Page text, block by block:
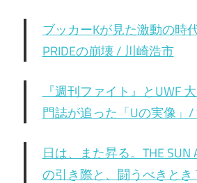
ブッカーKが見た激動の時
PRIDEの崩壊 / 川崎浩市
『週刊ファイト』とUWF
門誌が追った「Uの実像」
日は、また昇る。THE SUN
の引き際と、闘うべきとき